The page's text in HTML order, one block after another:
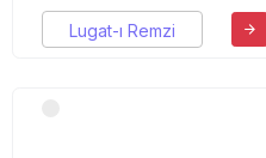
Lugat-ı Remzi